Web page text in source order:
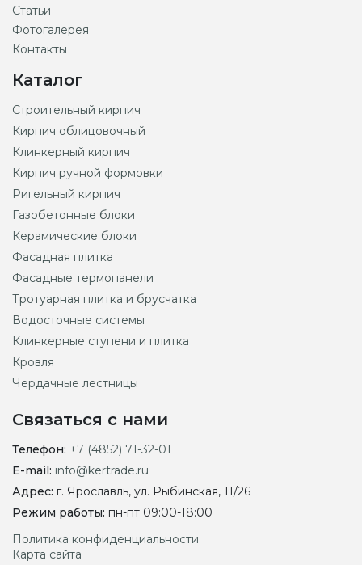
Статьи
Фотогалерея
Контакты
Каталог
Строительный кирпич
Кирпич облицовочный
Клинкерный кирпич
Кирпич ручной формовки
Ригельный кирпич
Газобетонные блоки
Керамические блоки
Фасадная плитка
Фасадные термопанели
Тротуарная плитка и брусчатка
Водосточные системы
Клинкерные ступени и плитка
Кровля
Чердачные лестницы
Связаться с нами
Телефон: +7 (4852) 71-32-01
E-mail: info@kertrade.ru
Адрес: г. Ярославль, ул. Рыбинская, 11/26
Режим работы: пн-пт 09:00-18:00
Политика конфиденциальности
Карта сайта